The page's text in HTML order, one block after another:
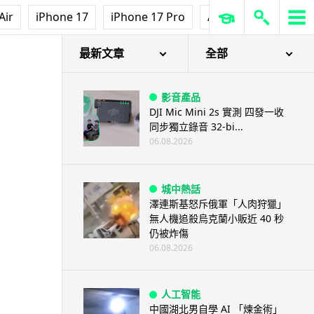
iPhone 17 iPhone 17 Pro AirPods Pro 3
最新文章 全部
影音產品
DJI Mic Mini 2s 實測 四發一收
同步獨立錄音 32-bi...
06.08.2026
城中熱話
澤連斯基怒斥俄軍「人肉狩獵」
無人機追殺烏克蘭小販近 40 秒
仍被炸傷
06.08.2026
人工智能
中國湖北男自學 AI 「煉金術」